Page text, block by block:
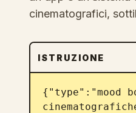
cinematografici,
ISTRUZIONE
{"type":"mood